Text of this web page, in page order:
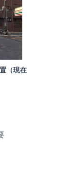
（現在